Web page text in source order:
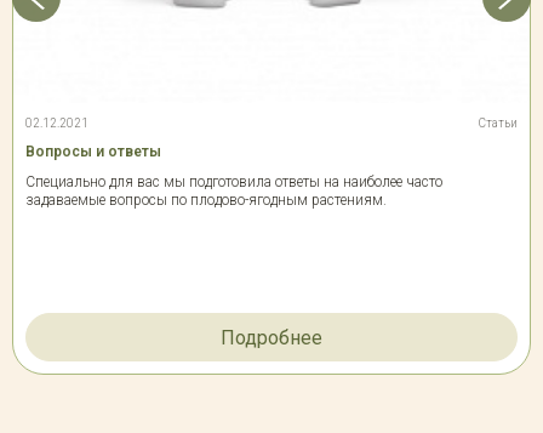
02.12.2021 Статьи
Вопросы и ответы
Специально для вас мы подготовила ответы на наиболее часто
задаваемые вопросы по плодово-ягодным растениям.
Подробнее